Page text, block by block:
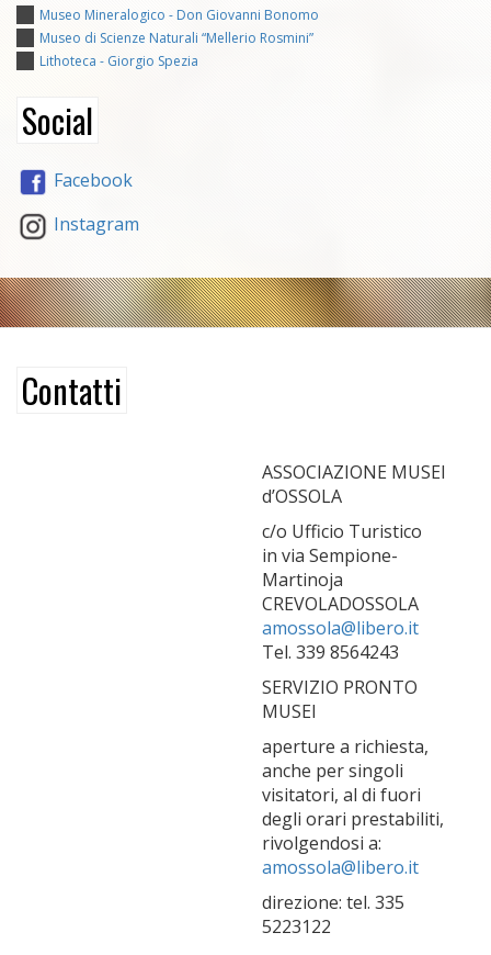
Museo Mineralogico - Don Giovanni Bonomo
Museo di Scienze Naturali “Mellerio Rosmini”
Lithoteca - Giorgio Spezia
Social
Facebook
Instagram
Contatti
ASSOCIAZIONE MUSEI
d’OSSOLA
c/o Ufficio Turistico
in via Sempione-
Martinoja
CREVOLADOSSOLA
amossola@libero.it
Tel. 339 8564243
SERVIZIO PRONTO
MUSEI
aperture a richiesta,
anche per singoli
visitatori, al di fuori
degli orari prestabiliti,
rivolgendosi a:
amossola@libero.it
direzione: tel. 335
5223122